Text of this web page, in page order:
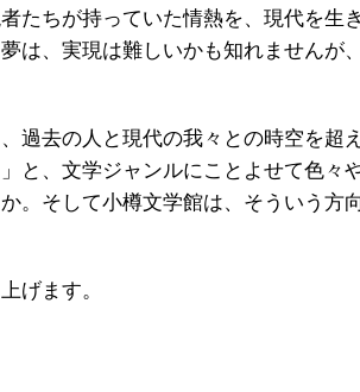
たちが持っていた情熱を、現代を生
は、実現は難しいかも知れませんが
過去の人と現代の我々との時空を超
と、文学ジャンルにことよせて色々
。そして小樽文学館は、そういう方
げます。